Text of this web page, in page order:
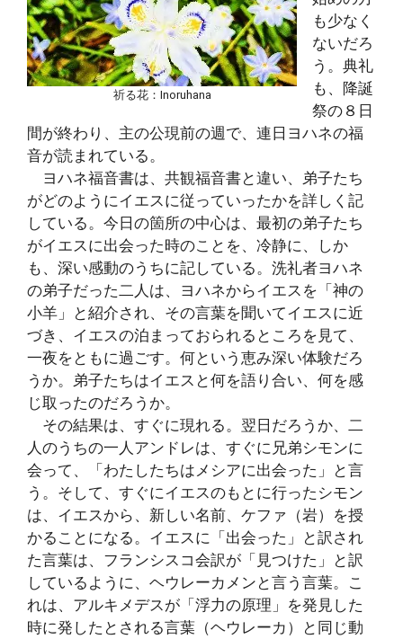
祈る花：Inoruhana
も少なく
ないだろ
う。典礼
も、降誕
祭の８日
間が終わり、主の公現前の週で、連日ヨハネの福
音が読まれている。
ヨハネ福音書は、共観福音書と違い、弟子たち
がどのようにイエスに従っていったかを詳しく記
している。今日の箇所の中心は、最初の弟子たち
がイエスに出会った時のことを、冷静に、しか
も、深い感動のうちに記している。洗礼者ヨハネ
の弟子だった二人は、ヨハネからイエスを「神の
小羊」と紹介され、その言葉を聞いてイエスに近
づき、イエスの泊まっておられるところを見て、
一夜をともに過ごす。何という恵み深い体験だろ
うか。弟子たちはイエスと何を語り合い、何を感
じ取ったのだろうか。
その結果は、すぐに現れる。翌日だろうか、二
人のうちの一人アンドレは、すぐに兄弟シモンに
会って、「わたしたちはメシアに出会った」と言
う。そして、すぐにイエスのもとに行ったシモン
は、イエスから、新しい名前、ケファ（岩）を授
かることになる。イエスに「出会った」と訳され
た言葉は、フランシスコ会訳が「見つけた」と訳
しているように、ヘウレーカメンと言う言葉。こ
れは、アルキメデスが「浮力の原理」を発見した
時に発したとされる言葉（ヘウレーカ）と同じ動